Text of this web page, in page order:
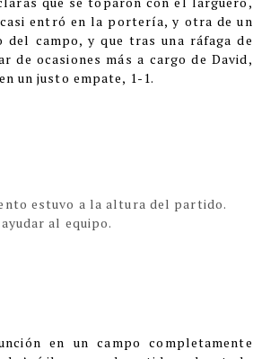
entró en la portería, y otra de un
campo, y que tras una ráfaga de
ocasiones más a cargo de David,
un justo empate, 1-1.
estuvo a la altura del partido.
al equipo.
en un campo completamente